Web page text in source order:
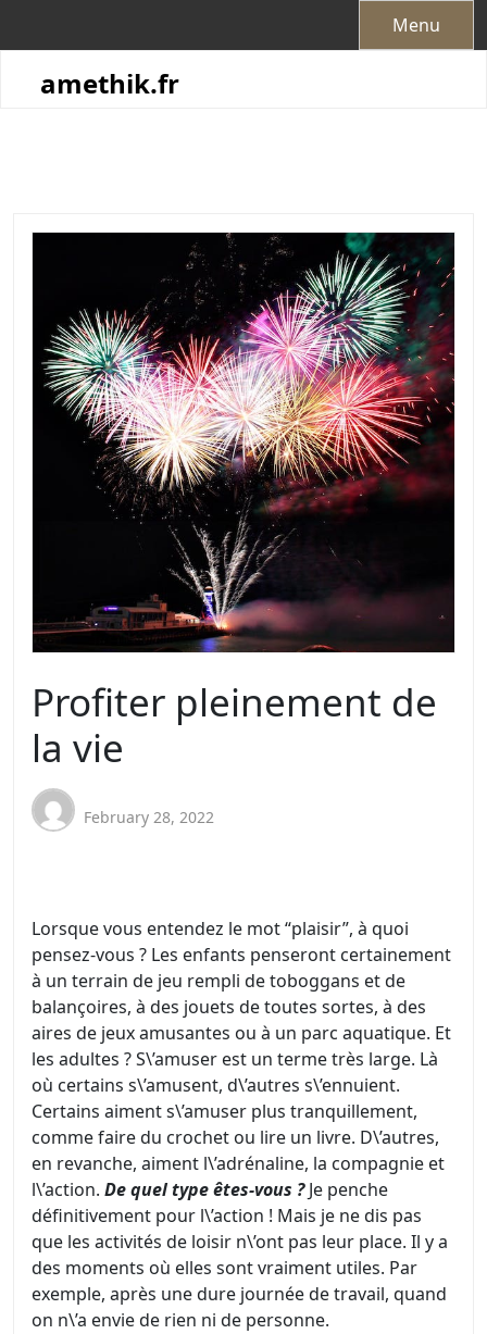
Menu
amethik.fr
Profiter pleinement de
la vie
February 28, 2022
Lorsque vous entendez le mot “plaisir”, à quoi
pensez-vous ? Les enfants penseront certainement
à un terrain de jeu rempli de toboggans et de
balançoires, à des jouets de toutes sortes, à des
aires de jeux amusantes ou à un parc aquatique. Et
les adultes ? S\’amuser est un terme très large. Là
où certains s\’amusent, d\’autres s\’ennuient.
Certains aiment s\’amuser plus tranquillement,
comme faire du crochet ou lire un livre. D\’autres,
en revanche, aiment l\’adrénaline, la compagnie et
l\’action. De quel type êtes-vous ?Je penche
définitivement pour l\’action ! Mais je ne dis pas
que les activités de loisir n\’ont pas leur place. Il y a
des moments où elles sont vraiment utiles. Par
exemple, après une dure journée de travail, quand
on n\’a envie de rien ni de personne.